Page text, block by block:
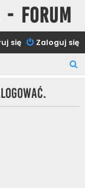
Forum
Zaloguj się
się
k